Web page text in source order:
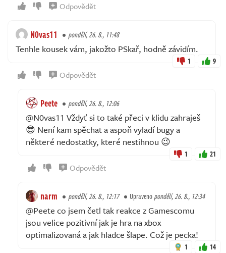
Odpovědět
N0vas11 pondělí, 26. 8., 11:48
Tenhle kousek vám, jakožto PSkař, hodně závidím.
1 9
Odpovědět
Peete pondělí, 26. 8., 12:06
@N0vas11 Vždyť si to také přeci v klidu zahraješ
😎 Není kam spěchat a aspoň vyladí bugy a
některé nedostatky, které nestihnou 😉
1 21
Odpovědět
narm pondělí, 26. 8., 12:17 Upravenopondělí, 26. 8., 12:34
@Peete co jsem četl tak reakce z Gamescomu
jsou velice pozitivní jak je hra na xbox
optimalizovaná a jak hladce šlape. Což je pecka!
1 14